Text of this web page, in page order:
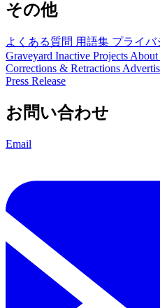
その他
よくある質問 用語集 プライバ
Graveyard Inactive Projects About
Corrections & Retractions
Press Release
お問い合わせ
Email